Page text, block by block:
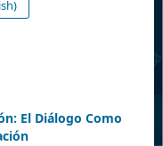
El Diálogo Como